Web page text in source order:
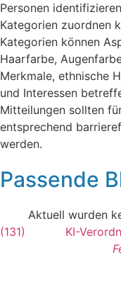
Personen
Kategorien zuordnen
Kategorien können
Haarfarbe,
Merkmale, ethnische
und Interessen
Mitteilungen sollten
entsprechend
werden.
Passende
Aktuell wurden
(131)
KI-